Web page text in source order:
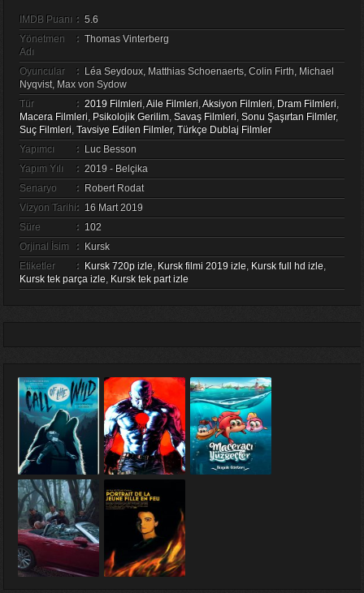
IMDB Puanı : 5.6
Yönetmen
Adı
: Thomas Vinterberg
Oyuncular : Léa Seydoux, Matthias Schoenaerts, Colin Firth, Michael
Nyqvist, Max von Sydow
Tür
: 2019 Filmleri,Aile Filmleri,Aksiyon Filmleri, Dram Filmleri,
Macera Filmleri, Psikolojik Gerilim, Savaş Filmleri, Sonu Şaşırtan Filmler,
Suç Filmleri, Tavsiye Edilen Filmler, Türkçe Dublaj Filmler
Yapımcı
: Luc Besson
Yapım Yılı
: 2019 - Belçika
Senaryo
: Robert Rodat
Vizyon Tarihi: 16 Mart 2019
Süre
: 102
Orjinal İsim
: Kursk
Etiketler
: Kursk 720p izle, Kursk filmi 2019 izle, Kursk full hd izle,
Kursk tek parça izle, Kursk tek part izle